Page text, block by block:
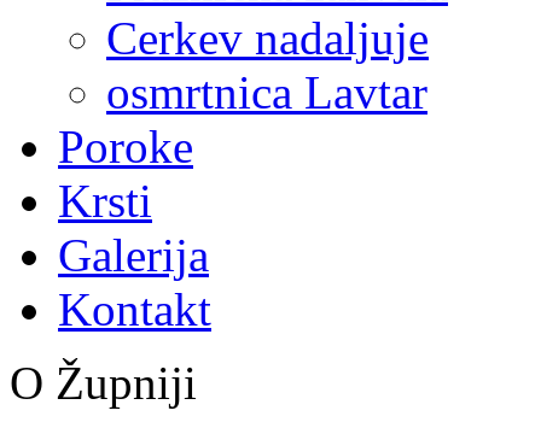
Cerkev nadaljuje
osmrtnica Lavtar
Poroke
Krsti
Galerija
Kontakt
O Župniji